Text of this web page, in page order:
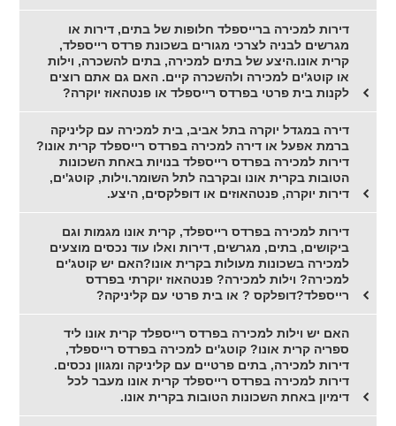
דירות למכירה ברייספלד חלופות של בתים, דירות או
מגרשים לבניה לצרכי מגורים בשכונת פרדס רייספלד,
קרית אונו.היצע של בתים למכירה, בתים להשכרה, וילות
או קוטג'ים למכירה ולהשכרה קיים. האם גם אתם רוצים
לקנות בית פרטי בפרדס רייספלד או פנטהאוז יוקרה?
דירה במגדל יוקרה בתל אביב, בית למכירה עם קליניקה
ברמת אפעל או דירה למכירה בפרדס רייספלד קרית אונו?
דירות למכירה בפרדס רייספלד בנויות באחת השכונות
הטובות בקרית אונו ובקרבה לתל השומר.וילות, קוטג'ים,
דירות יוקרה, פנטהאוזים או דופלקסים, היצע.
דירות למכירה בפרדס רייספלד, קרית אונו מגמות וגם
ביקושים, בתים, מגרשים, דירות ואלו עוד נכסים מוצעים
למכירה בשכונות מעולות בקרית אונו?האם יש קוטג'ים
למכירה? וילות למכירה? פנטהאוז יוקרתי בפרדס
רייספלד?דופלקס ? או בית פרטי עם קליניקה?
האם יש וילות למכירה בפרדס רייספלד קרית אונו ליד
ספריה קרית אונו? קוטג'ים למכירה בפרדס רייספלד,
דירות למכירה, בתים פרטיים עם קליניקה ומגוון נכסים.
דירות למכירה בפרדס רייספלד קרית אונו מעבר לכל
דימיון באחת השכונות הטובות בקרית אונו.